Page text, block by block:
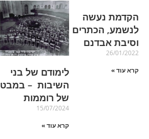
הקדמת נעשה
לנשמע, הכתרים
וסיבת אבדנם
26/01/2022
קרא עוד »
לימודם של בני
השיבות – במבט
של רוממות
15/07/2024
קרא עוד »